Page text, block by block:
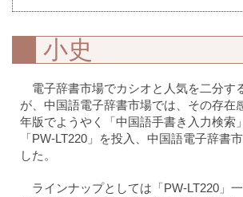
小史
電子辞書市場でカシオと人気を二分す
が、中国語電子辞書市場では、その存在
年版でようやく「中国語手書き入力検索
「PW-LT220」を投入、中国語電子辞書
した。
ラインナップとしては「PW-LT220」